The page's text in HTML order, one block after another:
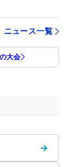
ニュース一覧
大会
→